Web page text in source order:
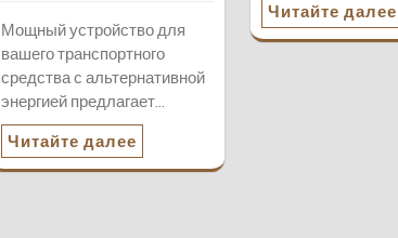
Мощный устройство для
вашего транспортного
средства с альтернативной
энергией предлагает…
Читайте далее
Читайте далее